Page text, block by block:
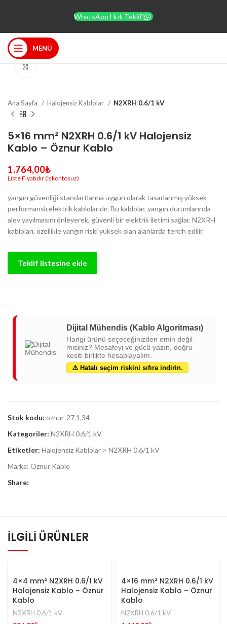
WhatsApp Hızlı Teklif!
MENÜ
Ana Sayfa Halojensiz Kablolar N2XRH 0.6/1 kV
5×16 mm² N2XRH 0.6/1 kV Halojensiz
Kablo – Öznur Kablo
1.764,00₺
yangın güvenliği standartlarına uygun olarak tasarlanmış yüksek
performanslı elektrik kablolarıdır. Bu kablolar, yangın durumlarında
alev yayılmasını önleyerek, güvenli bir elektrik iletimi sağlar. N2XRH
kabloları, özellikle yangın riski yüksek olan alanlarda tercih edilir.
Teklif listesine ekle
Dijital Mühendis (Kablo Algoritması)
Hangi ürünü seçeceğinizden emin değil
misiniz? Mesafeyi ve gücü yazın, doğru
kesiti birlikte hesaplayalım.
⚠️ Hatalı seçim riskini sıfıra indirin.
Stok kodu: oznur-27.1.34
Kategoriler: N2XRH 0.6/1 kV
Etiketler: Halojensiz Kablolar > N2XRH 0.6/1 kV
Marka: Öznur Kablo
Share:
İLGILI ÜRÜNLER
4×4 mm² N2XRH 0.6/1 kV
Halojensiz Kablo – Öznur
Kablo
N2XRH 0.6/1 kV
4×16 mm² N2XRH 0.6/1 kV
Halojensiz Kablo – Öznur
Kablo
N2XRH 0.6/1 kV